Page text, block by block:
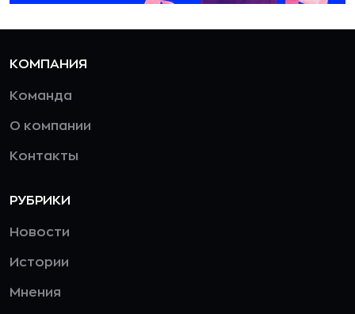
КОМПАНИЯ
Команда
О компании
Контакты
РУБРИКИ
Новости
Истории
Мнения